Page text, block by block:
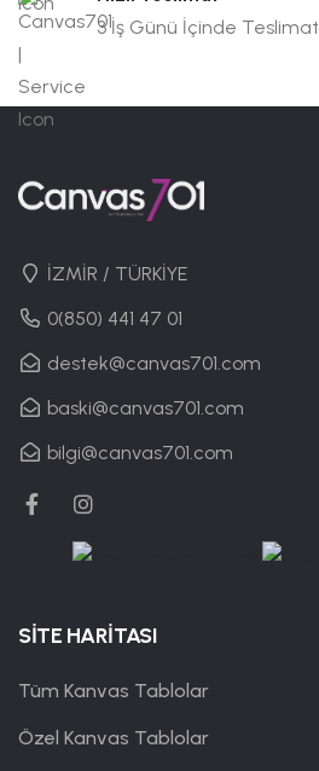
3 İş Günü İçinde Teslimat
İZMİR / TÜRKİYE
0(850) 441 47 01
destek@canvas701.com
baski@canvas701.com
bilgi@canvas701.com
SİTE HARİTASI
Tüm Kanvas Tablolar
Özel Kanvas Tablolar